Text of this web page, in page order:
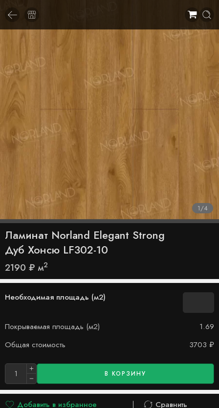
1/4
Ламинат Norland Elegant Strong
Дуб Хонсю LF302-10
2190 ₽ м2
Необходимая площадь (м2)
Покрываемая площадь (м2)
1.69
Общая стоимость
3703 ₽
В КОРЗИНУ
Добавить в избранное
Сравнить